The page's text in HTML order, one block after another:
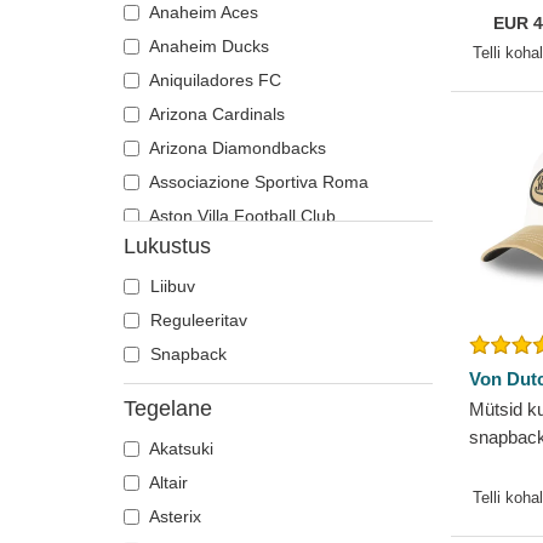
Tiiger
Tšihuahua
Tukan
Türannosaurus
Tuvi
Ükssarvik
Müütilised olendid
My Hero Academia
Naruto
NASA
Õlu
One Piece
Osariigid ja riigid
Rick ja Morty
Robot Grendizer
Scooby-Doo
Shrek
Anaheim Aces
Anaheim Ducks
Aniquiladores FC
Arizona Cardinals
Arizona Diamondbacks
Associazione Sportiva Roma
Aston Villa Football Club
Atlanta Braves
Atlanta Falcons
Boston Bruins
Boston Celtics
Boston Red Sox
Brooklyn Nets
Carolina Panthers
Chelsea Football Club
Chicago Bears
Lukustus
Liibuv
Reguleeritav
Snapback
Tegelane
Akatsuki
Altair
Asterix
Game
MLB
EUR
Telli
Von
Mütsid
Telli